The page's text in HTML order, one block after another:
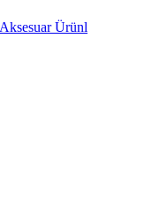
Ürünl